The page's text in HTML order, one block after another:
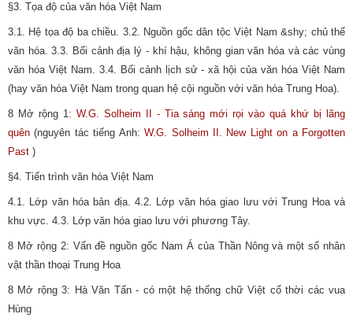
§3. Tọa độ của văn hóa Việt Nam
3.1. Hệ tọa độ ba chiều. 3.2. Nguồn gốc dân tộc Việt Nam &shy; chủ thể
văn hóa. 3.3. Bối cảnh địa lý - khí hậu, không gian văn hóa và các vùng
văn hóa Việt Nam. 3.4. Bối cảnh lịch sử - xã hội của văn hóa Việt Nam
(hay văn hóa Việt Nam trong quan hệ cội nguồn với văn hóa Trung Hoa).
8 Mở rộng 1: W.G. Solheim II - Tia sáng mới rọi vào quá khứ bị lãng
quên (nguyên tác tiếng Anh:W.G. Solheim II. New Light on a Forgotten
Past )
§4. Tiến trình văn hóa Việt Nam
4.1. Lớp văn hóa bản địa. 4.2. Lớp văn hóa giao lưu với Trung Hoa và
khu vực. 4.3. Lớp văn hóa giao lưu với phương Tây.
8 Mở rộng 2: Vấn đề nguồn gốc Nam Á của Thần Nông và một số nhân
vật thần thoại Trung Hoa
8 Mở rộng 3: Hà Văn Tấn - có một hệ thống chữ Việt cổ thời các vua
Hùng